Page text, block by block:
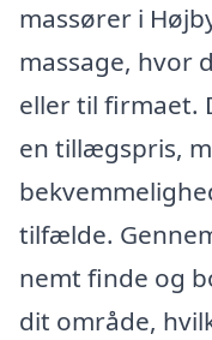
massører i
massage, hvor
eller til firmaet.
en tillægspris,
tilfælde.
nemt finde og
dit område,